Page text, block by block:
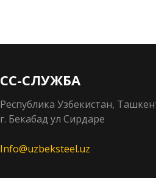
СЛУЖБА
Республика Узбекистан,
г. Бекабад ул Сирдаре
Info@uzbeksteel.uz